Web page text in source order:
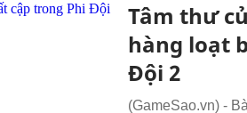
Tâm thư
hàng loạt
Đội 2
(GameSao.vn) -